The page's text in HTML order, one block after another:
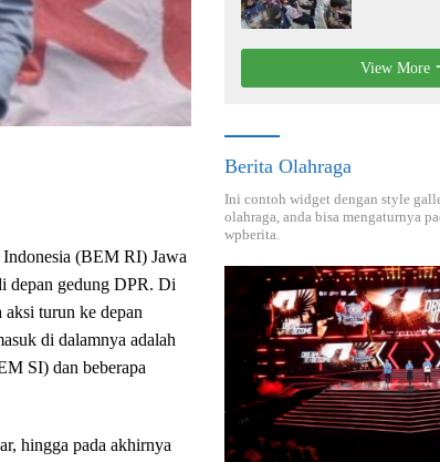
(BEM RI) Jawa
depan gedung DPR. Di
turun ke depan
di dalamnya adalah
SI) dan beberapa
hingga pada akhirnya
View More
Berita Olahraga
Ini contoh widget dengan style
olahraga, anda bisa mengaturnya
wpberita.